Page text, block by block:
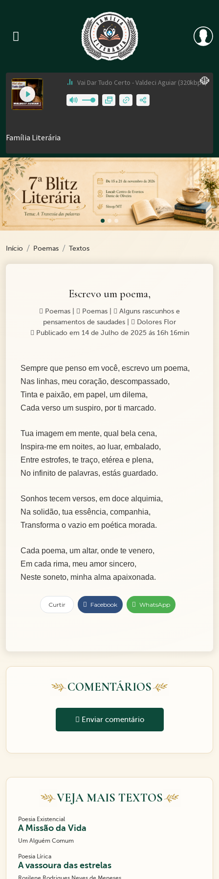
Previous
Início Poemas Textos
Escrevo um poema,
Poemas Poemas
Alguns rascunhos e
pensamentos de saudades
Dolores Flor
Publicado em 14 de Julho de 2025 ás 16h 16min
Sempre que penso em você, escrevo um poema,
Nas linhas, meu coração, descompassado,
Tinta e paixão, em papel, um dilema,
Cada verso um suspiro, por ti marcado.
Tua imagem em mente, qual bela cena,
Inspira-me em noites, ao luar, embalado,
Entre estrofes, te traço, etérea e plena,
No infinito de palavras, estás guardado.
Sonhos tecem versos, em doce alquimia,
Na solidão, tua essência, companhia,
Transforma o vazio em poética morada.
Cada poema, um altar, onde te venero,
Em cada rima, meu amor sincero,
Neste soneto, minha alma apaixonada.
Curtir Facebook WhatsApp
COMENTÁRIOS
Enviar comentário
VEJA MAIS TEXTOS
Poesia Existencial
A Missão da Vida
Um Alguém Comum
Poesia Lírica
A vassoura das estrelas